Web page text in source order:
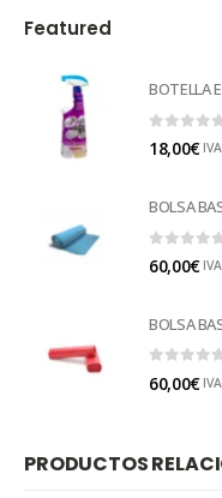
Featured
BOTELLA
0 out of 5
18,00€
BOLSA
0 out of 5
60,00€
BOLSA
60,00€
PRODUCTOS